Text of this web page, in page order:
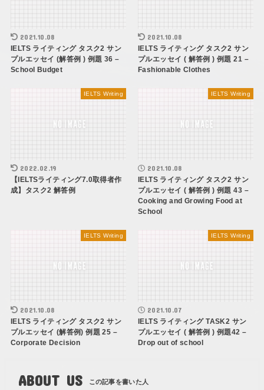
2021.10.08
IELTS ライティング タスク2 サン
プルエッセイ (解答例 ) 例題 36 –
School Budget
2021.10.08
IELTS ライティング タスク2 サン
プルエッセイ ( 解答例 ) 例題 21 –
Fashionable Clothes
IELTS Writing
2022.02.19
【IELTSライティング7.0取得者作
成】タスク2 解答例
IELTS Writing
2021.10.08
IELTS ライティング タスク2 サン
プルエッセイ ( 解答例 ) 例題 43 –
Cooking and Growing Food at
School
IELTS Writing
2021.10.08
IELTS ライティング タスク2 サン
プルエッセイ (解答例) 例題 25 –
Corporate Decision
IELTS Writing
2021.10.07
IELTS ライティング TASK2 サン
プルエッセイ ( 解答例 ) 例題42 –
Drop out of school
ABOUT US